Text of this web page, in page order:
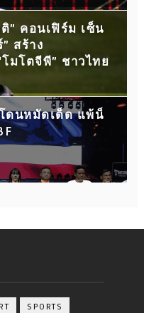
” คอนเฟิร์ม เซ็น
สร้าง
มโตจีพี” ชาวไทย
ดนหมัดเด็ด แพ้น็
SPORTS